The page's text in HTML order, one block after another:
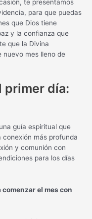
te presentamos
para que puedas
que Dios tiene
y la confianza que
que la Divina
nuevo mes lleno de
primer día:
guía espiritual que
más profunda
y comunión con
para los días
el mes con